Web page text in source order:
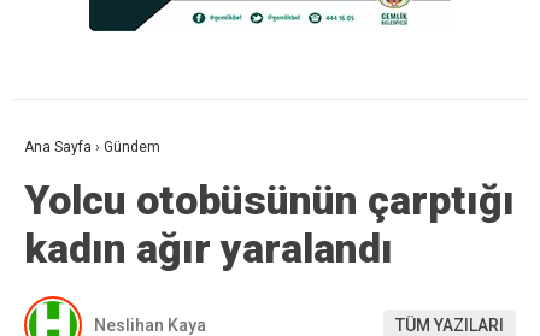
Ana Sayfa › Gündem
Yolcu otobüsünün çarptığı
kadın ağır yaralandı
Neslihan Kaya TÜM YAZILARI